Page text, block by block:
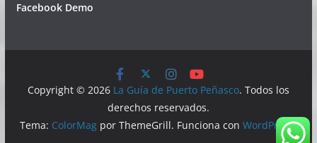
Facebook Demo
Copyright © 2026 La Guía de Puerto Peñasco. Todos los
derechos reservados.
Tema: ColorMag por ThemeGrill. Funciona conWordPress.